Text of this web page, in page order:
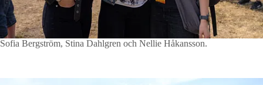
Sofia Bergström, Stina Dahlgren och Nellie Håkansson.